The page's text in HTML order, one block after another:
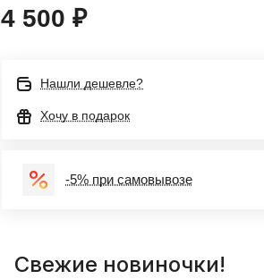
4 500 ₽
Нашли дешевле?
Хочу в подарок
-5% при самовывозе
Свежие новиночки!